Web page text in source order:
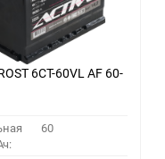
6СТ-60VL АF 60-
60